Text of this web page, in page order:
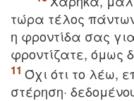
τώρα τέλος
η φροντίδα σας
φροντίζατε, όμως
Όχι ότι το λέω,
στέρηση·